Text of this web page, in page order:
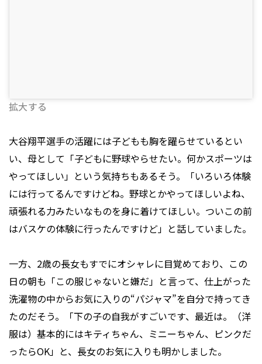
拡大する
大谷翔平選手の活躍には子どもも胸を躍らせているとい
い、母として「子どもに野球やらせたい。何かスポーツは
やってほしい」という気持ちもあるそう。「いろいろ体験
には行ってるんですけどね。野球とかやってほしいよね、
頑張れる力みたいなものを身に着けてほしい。ついこの前
はバスケの体験に行ったんですけど」と話していました。
一方、2歳の長女もすでにオシャレに目覚めており、この
日の朝も「この服じゃないと嫌だ」と言って、仕上がった
洗濯物の中からお気に入りの“パジャマ”を自分で持ってき
たのだそう。「下の子の自我がすごいです、最近は。（洋
服は）基本的にはキティちゃん、ミニーちゃん、ピンクだ
ったらOK」と、長女のお気に入りも明かしました。